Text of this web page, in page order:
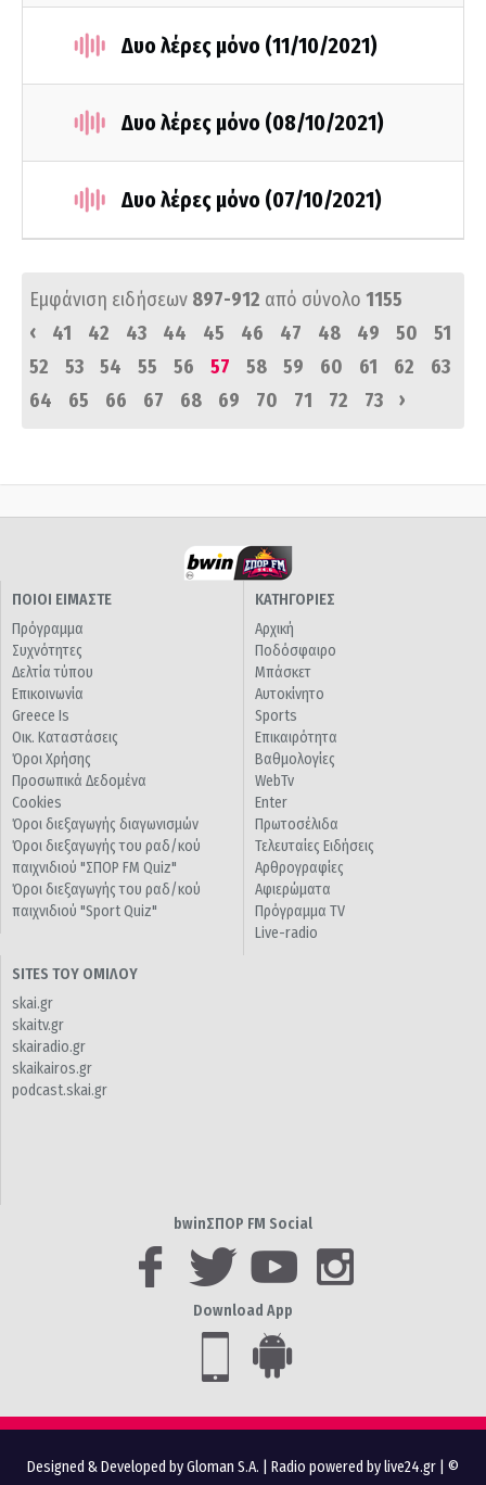
Δυο λέρες μόνο (11/10/2021)
Δυο λέρες μόνο (08/10/2021)
Δυο λέρες μόνο (07/10/2021)
Εμφάνιση ειδήσεων 897-912 από σύνολο 1155
‹
41 42 43 44 45 46 47 48 49 50
51
52
53 54 55 56 57 58 59 60 61 62
63
64
65 66 67 68 69 70 71 72 73 ›
ΠΟΙΟΙ ΕΙΜΑΣΤΕ
Πρόγραμμα
Συχνότητες
Δελτία τύπου
Επικοινωνία
Greece Is
Οικ. Καταστάσεις
Όροι Χρήσης
Προσωπικά Δεδομένα
Cookies
Όροι διεξαγωγής διαγωνισμών
Όροι διεξαγωγής του ραδ/κού
παιχνιδιού "ΣΠΟΡ FM Quiz"
Όροι διεξαγωγής του ραδ/κού
παιχνιδιού "Sport Quiz"
ΚΑΤΗΓΟΡΙΕΣ
Αρχική
Ποδόσφαιρο
Μπάσκετ
Αυτοκίνητο
Sports
Επικαιρότητα
Βαθμολογίες
WebTv
Enter
Πρωτοσέλιδα
Τελευταίες Ειδήσεις
Αρθρογραφίες
Αφιερώματα
Πρόγραμμα TV
Live-radio
SITES ΤΟΥ ΟΜΙΛΟΥ
skai.gr
skaitv.gr
skairadio.gr
skaikairos.gr
podcast.skai.gr
bwinΣΠΟΡ FM Social
Download App
Designed & Developed by Gloman S.A. Radio powered by live24.gr | ©